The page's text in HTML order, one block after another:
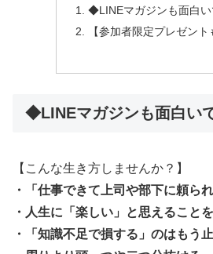
◆LINEマガジンも面白
【参加者限定プレゼント
◆LINEマガジンも面白い
【こんな生き方しませんか？】
・「仕事できて上司や部下に頼ら
・人生に「楽しい」と思えること
・「知識不足で損する」のはもう